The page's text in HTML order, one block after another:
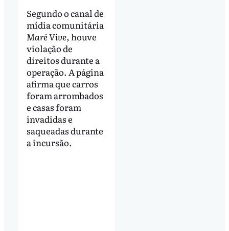
Segundo o canal de
mídia comunitária
Maré Vive, houve
violação de
direitos durante a
operação. A página
afirma que carros
foram arrombados
e casas foram
invadidas e
saqueadas durante
a incursão.